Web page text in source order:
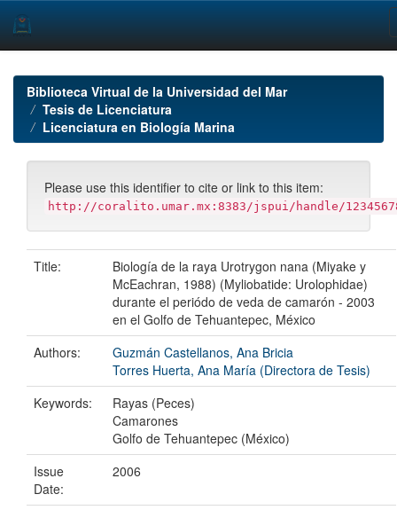
navigationBiblioteca Virtual de la Universidad del Mar
Tesis de Licenciatura
Licenciatura en Biología Marina
Please use this identifier to cite or link to this item:
http://coralito.umar.mx:8383/jspui/handle/
Title:
Biología de la raya Urotrygon nana (Miyake y
McEachran, 1988) (Myliobatide: Urolophidae)
durante el periódo de veda de camarón - 2003
en el Golfo de Tehuantepec, México
Authors:
Guzmán Castellanos, Ana Bricia
Torres Huerta, Ana María (Directora de Tesis)
Keywords:
Rayas (Peces)
Camarones
Golfo de Tehuantepec (México)
Issue
Date:
2006